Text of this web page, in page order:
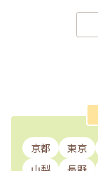
京都 東京